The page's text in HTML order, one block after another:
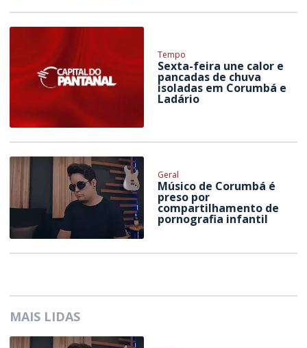
Tempo
Sexta-feira une calor e
pancadas de chuva
isoladas em Corumbá e
Ladário
Geral
Músico de Corumbá é
preso por
compartilhamento de
pornografia infantil
MAIS LIDAS